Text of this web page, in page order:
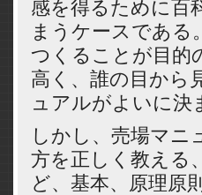
感を得るために百
まうケースである。
つくることが目的
高く、誰の目から
ュアルがよいに決
しかし、売場マニ
方を正しく教える
ど、基本、原理原